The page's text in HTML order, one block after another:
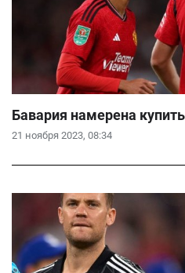
21 ноября 2023, 08:34
Бавария намерена